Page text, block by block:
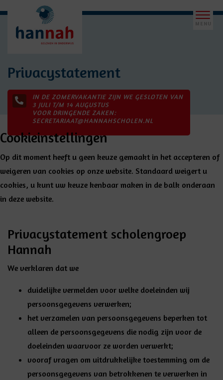
Privacystatement
IN DE ZOMERVAKANTIE ZIJN WE GESLOTEN VAN
3 JULI T/M 14 AUGUSTUS
VOOR DRINGENDE ZAKEN:
SECRETARIAAT@HANNAHSCHOLEN.NL
Cookieinstellingen
Op dit moment heeft u geen keuze gemaakt in het accepteren of
weigeren van cookies op onze website. Standaard weigert u
cookies, u kunt uw keuze kenbaar maken in de balk onderaan
in deze website.
Privacystatement scholengroep
Hannah
We verklaren dat we
duidelijke vermelden voor welke doeleinden wij
persoonsgegevens verwerken;
het verzamelen van persoonsgegevens beperken tot
alleen de persoonsgegevens die nodig zijn voor de
doeleinden waarvoor ze worden verwerkt;
vooraf vragen om uitdrukkelijke toestemming om de
persoonsgegevens van betrokkenen te verwerken in